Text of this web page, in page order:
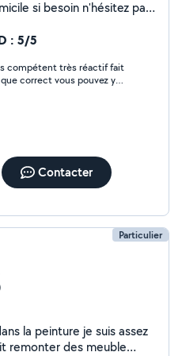
si besoin n'hésitez pas
: 5/5
très réactif fait
vous pouvez y
Contacter
Particulier
la peinture je suis assez
remonter des meuble